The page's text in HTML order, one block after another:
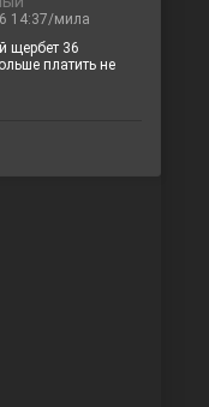
14:37/мила
щербет 36
платить не